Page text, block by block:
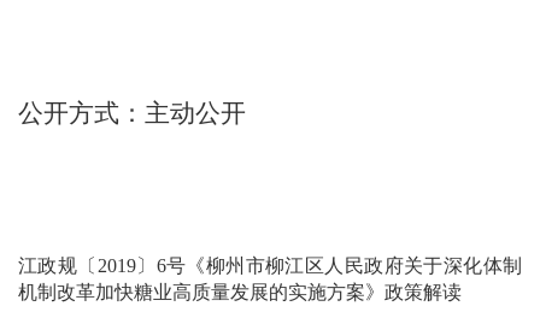
公开方式：主动公开
江政规〔2019〕6号《柳州市柳江区人民政府关于深化体制
机制改革加快糖业高质量发展的实施方案》政策解读